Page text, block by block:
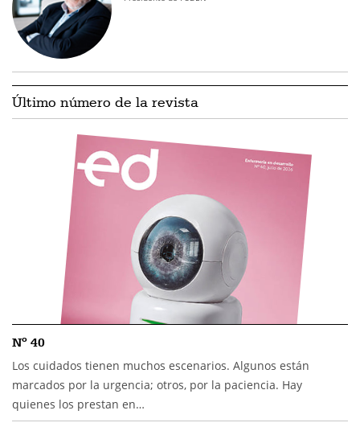
Último número de la revista
Nº 40
Los cuidados tienen muchos escenarios. Algunos están
marcados por la urgencia; otros, por la paciencia. Hay
quienes los prestan en…